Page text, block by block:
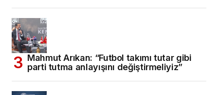
Mahmut Arıkan: “Futbol takımı tutar gibi
parti tutma anlayışını değiştirmeliyiz”